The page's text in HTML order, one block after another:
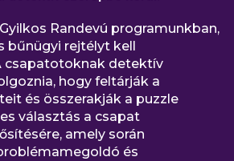
Randevú programunkban,
bűnügyi rejtélyt kell
csapatotoknak detektív
hogy feltárják a
és összerakják a puzzle
választás a csapat
amely során
és